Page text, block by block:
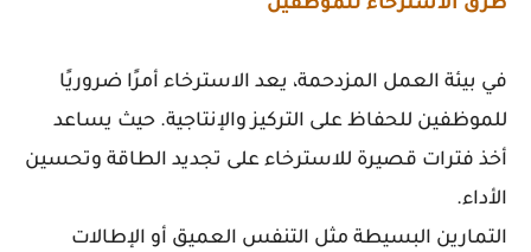
طرق الاسترخاء للموظفين
في بيئة العمل المزدحمة، يعد الاسترخاء أمرًا ضروريًا
للموظفين للحفاظ على التركيز والإنتاجية. حيث يساعد
أخذ فترات قصيرة للاسترخاء على تجديد الطاقة وتحسين
الأداء.
التمارين البسيطة مثل التنفس العميق أو الإطالات